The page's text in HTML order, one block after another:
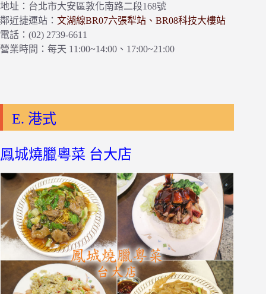
地址：台北市大安區敦化南路二段168號
鄰近捷運站： 文湖線BR07六張犁站、BR08科技大樓站
電話：(02) 2739-6611
營業時間：每天 11:00~14:00、17:00~21:00
E. 港式
鳳城燒臘粵菜 台大店